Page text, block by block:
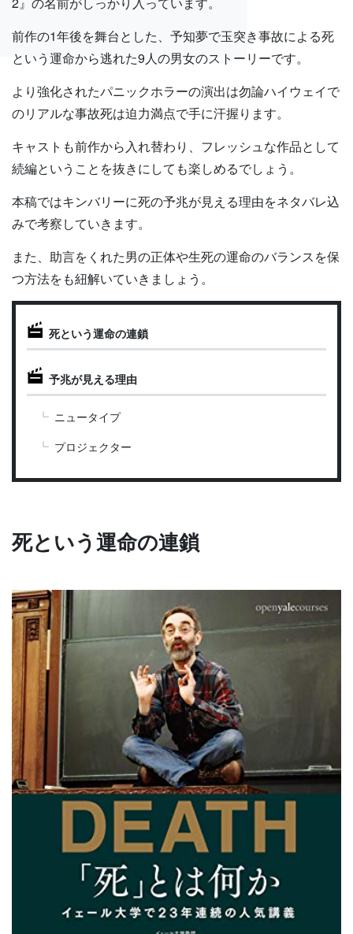
前作の1年後を舞台とした、予知夢で玉突き事故による死
という運命から逃れた9人の男女のストーリーです。
より強化されたパニックホラーの演出は勿論ハイウェイで
のリアルな事故死は迫力満点で手に汗握ります。
キャストも前作から入れ替わり、フレッシュな作品として
続編ということを抜きにしても楽しめるでしょう。
本稿ではキンバリーに死の予兆が見える理由をネタバレ込
みで考察していきます。
また、助言をくれた男の正体や生死の運命のバランスを保
つ方法をも紐解いていきましょう。
死という運命の連鎖
予兆が見える理由
ニュータイプ
プロジェクター
死という運命の連鎖